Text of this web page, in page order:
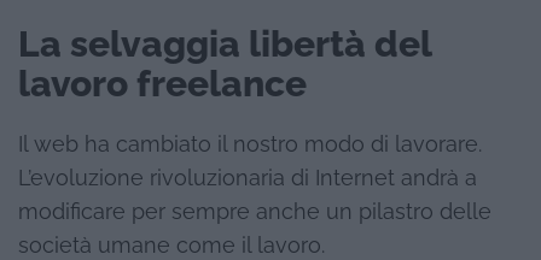
La selvaggia libertà del
lavoro freelance
Il web ha cambiato il nostro modo di lavorare.
L’evoluzione rivoluzionaria di Internet andrà a
modificare per sempre anche un pilastro delle
società umane come il lavoro.